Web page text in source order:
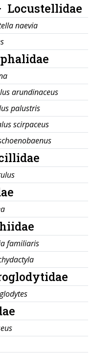
Locustellidae
naevia
arundinaceus
palustris
scirpaceus
familiaris